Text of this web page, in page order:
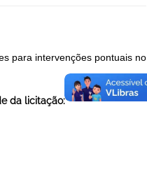
para intervenções pontuais no
da licitação: